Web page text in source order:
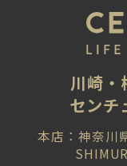
川崎・
センチ
本店：神奈川